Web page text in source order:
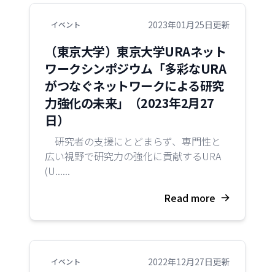
イベント 2023年01月25日更新
（東京大学）東京大学URAネット
ワークシンポジウム「多彩なURA
がつなぐネットワークによる研究
力強化の未来」（2023年2月27
日）
研究者の支援にとどまらず、専門性と
広い視野で研究力の強化に貢献するURA
(U......
Read more
イベント 2022年12月27日更新